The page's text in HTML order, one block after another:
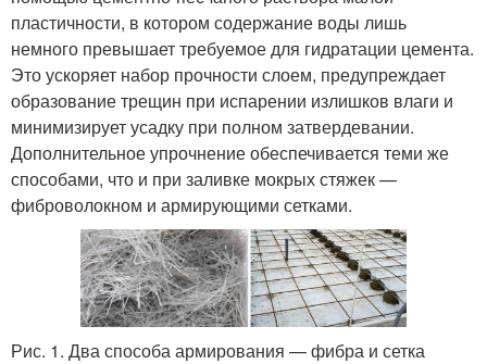
пластичности, в котором содержание воды лишь
немного превышает требуемое для гидратации цемента.
Это ускоряет набор прочности слоем, предупреждает
образование трещин при испарении излишков влаги и
минимизирует усадку при полном затвердевании.
Дополнительное упрочнение обеспечивается теми же
способами, что и при заливке мокрых стяжек —
фиброволокном и армирующими сетками.
Рис. 1. Два способа армирования — фибра и сетка